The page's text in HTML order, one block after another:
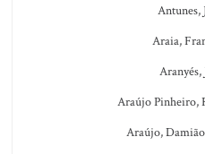
Antunes,
Araia,
Aranyés,
Araújo Pinheiro,
Araújo,